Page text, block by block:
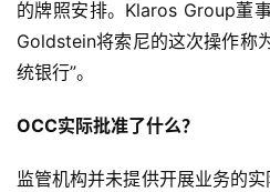
的牌照安排。Klaros Group董
Goldstein将索尼的这次操作称
统银行”。
OCC实际批准了什么？
监管机构并未提供开展业务的